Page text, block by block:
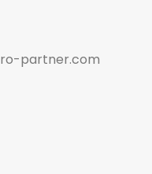
partner.com